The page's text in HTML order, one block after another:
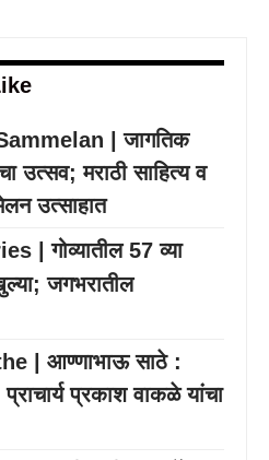
| जागतिक
उत्सव; मराठी साहित्य व
उत्साहात
| गोव्यातील 57 व्या
जगभरातील
| आण्णाभाऊ साठे :
प्राचार्य प्रकाश वाकळे यांचा